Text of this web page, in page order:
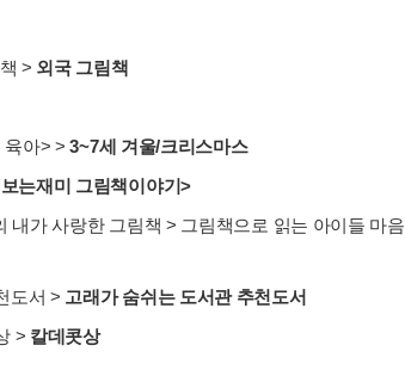
> 외국 그림책
육아> >3~7세 겨울/크리스마스
는재미 그림책이야기>
내가 사랑한 그림책 > 그림책으로 읽는 아이들 마음
도서 > 고래가 숨쉬는 도서관 추천도서
> 칼데콧상